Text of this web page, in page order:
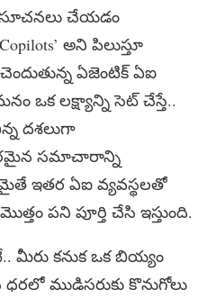
చేయడం
అని పిలుస్తూ
ఏజెంటిక్‌ ఏఐ
ఒక లక్ష్యాన్ని సెట్‌ చేస్తే..
దశలుగా
సమాచారాన్ని
ఇతర ఏఐ వ్యవస్థలతో
పని పూర్తి చేసి ఇస్తుంది.
మీరు కనుక ఒక బియ్యం
ముడిసరుకు కొనుగోలు